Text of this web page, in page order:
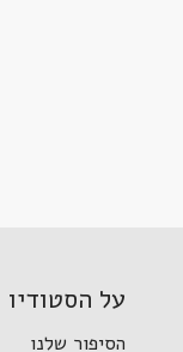
על הסטודיו
הסיפור שלנו